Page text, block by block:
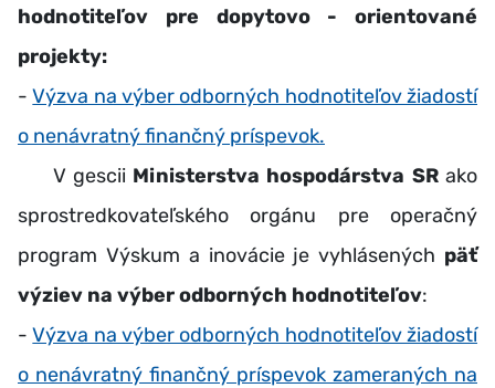
hodnotiteľov pre dopytovo - orientované
projekty:
-Výzva na výber odborných hodnotiteľov žiadostí
o nenávratný finančný príspevok.
V gescii Ministerstva hospodárstva SRako
sprostredkovateľského orgánu pre operačný
program Výskum a inovácie je vyhlásených päť
výziev na výber odborných hodnotiteľov:
-Výzva na výber odborných hodnotiteľov žiadostí
o nenávratný finančný príspevok zameraných na